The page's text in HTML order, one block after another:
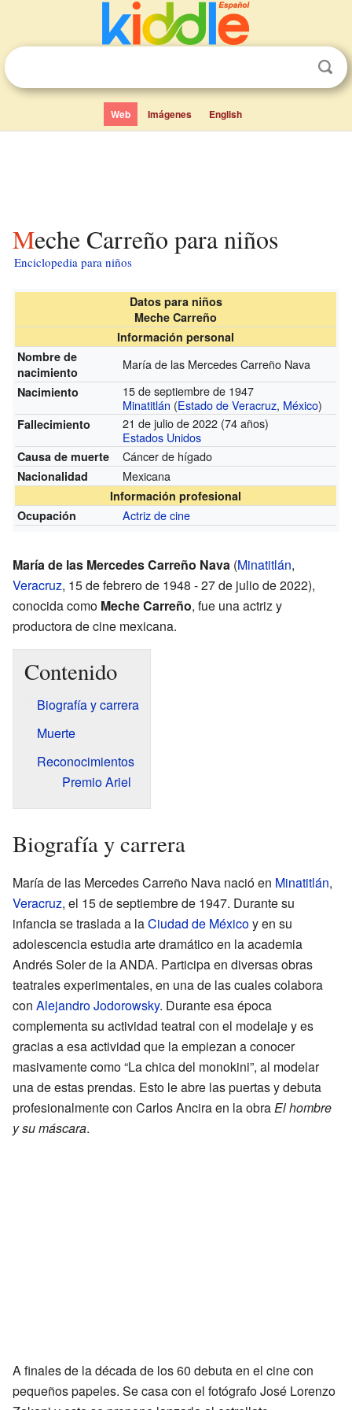
Web Imágenes English
Meche Carreño para niños
Enciclopedia para niños
Datos para niños
Meche Carreño
Información personal
Nombre de
nacimiento
María de las Mercedes Carreño Nava
Nacimiento
15 de septiembre de 1947
Minatitlán (Estado de Veracruz, México)
Fallecimiento
21 de julio de 2022 (74 años)
Estados Unidos
Causa de muerte Cáncer de hígado
Nacionalidad Mexicana
Información profesional
Ocupación
Actriz de cine
María de las Mercedes Carreño Nava (Minatitlán,
Veracruz, 15 de febrero de 1948 - 27 de julio de 2022),
conocida como Meche Carreño, fue una actriz y
productora de cine mexicana.
Contenido
Biografía y carrera
Muerte
Reconocimientos
Premio Ariel
Biografía y carrera
María de las Mercedes Carreño Nava nació en Minatitlán,
Veracruz, el 15 de septiembre de 1947. Durante su
infancia se traslada a laCiudad de Méxicoy en su
adolescencia estudia arte dramático en la academia
Andrés Soler de la ANDA. Participa en diversas obras
teatrales experimentales, en una de las cuales colabora
con Alejandro Jodorowsky. Durante esa época
complementa su actividad teatral con el modelaje y es
gracias a esa actividad que la empiezan a conocer
masivamente como “La chica del monokini”, al modelar
una de estas prendas. Esto le abre las puertas y debuta
profesionalmente con Carlos Ancira en la obraEl hombre
y su máscara.
A finales de la década de los 60 debuta en el cine con
pequeños papeles. Se casa con el fotógrafo José Lorenzo